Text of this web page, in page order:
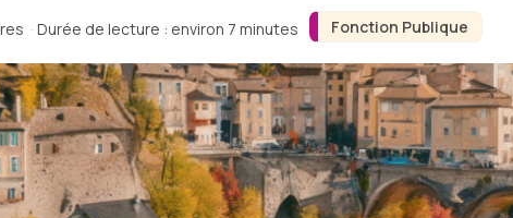
Fonction Publique
· Durée de lecture : environ 7 minutes